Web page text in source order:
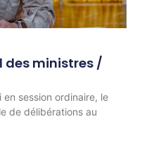
des ministres /
en session ordinaire, le
de délibérations au